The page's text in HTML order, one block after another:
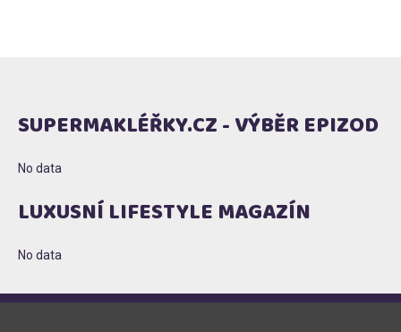
SUPERMAKLÉŘKY.CZ - VÝBĚR EPIZOD
No data
LUXUSNÍ LIFESTYLE MAGAZÍN
No data